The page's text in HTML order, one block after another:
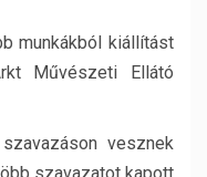
munkákból kiállítást
Művészeti Ellátó
vesznek